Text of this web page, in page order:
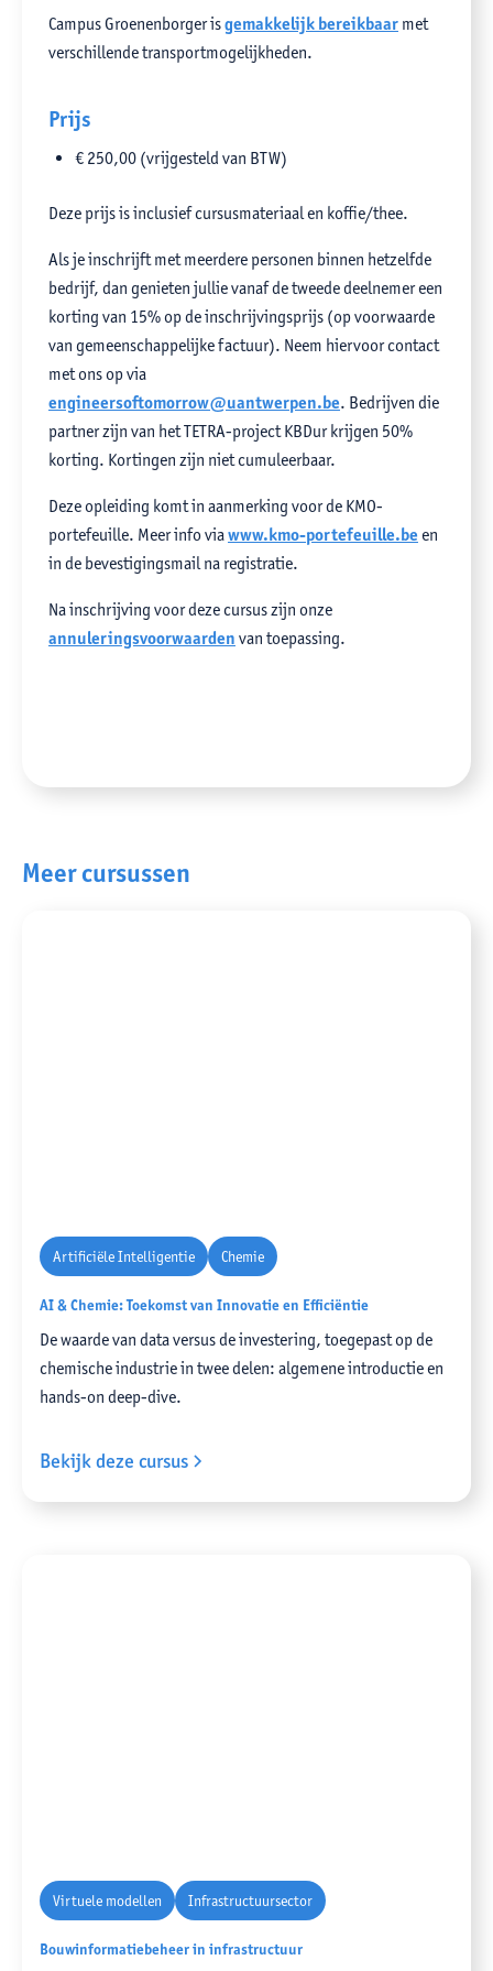
Campus Groenenborger isgemakkelijk bereikbaar met
verschillende transportmogelijkheden.
Prijs
€ 250,00 (vrijgesteld van BTW)
Deze prijs is inclusief cursusmateriaal en koffie/thee.
Als je inschrijft met meerdere personen binnen hetzelfde
bedrijf, dan genieten jullie vanaf de tweede deelnemer een
korting van 15% op de inschrijvingsprijs (op voorwaarde
van gemeenschappelijke factuur). Neem hiervoor contact
met ons op via
engineersoftomorrow@uantwerpen.be. Bedrijven die
partner zijn van het TETRA-project KBDur krijgen 50%
korting. Kortingen zijn niet cumuleerbaar.
Deze opleiding komt in aanmerking voor de KMO-
portefeuille. Meer info viawww.kmo-portefeuille.been
in de bevestigingsmail na registratie.
Na inschrijving voor deze cursus zijn onze
annuleringsvoorwaarden van toepassing.
Meer cursussen
Artificiële Intelligentie Chemie
AI & Chemie: Toekomst van Innovatie en Efficiëntie
De waarde van data versus de investering, toegepast op de
chemische industrie in twee delen: algemene introductie en
hands-on deep-dive.
Bekijk deze cursus
Virtuele modellen Infrastructuursector
Bouwinformatiebeheer in infrastructuur